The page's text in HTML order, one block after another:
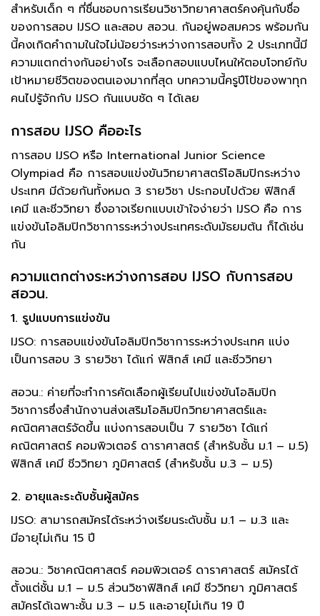
สำหรับเด็ก ๆ ที่ชื่นชอบการเรียนวิชาวิทยาศาสตร์คงคุ้นกับชื่อ
ของการสอบ IJSO และสอบ สอวน. กันอยู่พอสมควร พร้อมกัน
นี้คงเกิดคำถามในใจไม่น้อยว่าระหว่างการสอบทั้ง 2 ประเภทนี้มี
ความแตกต่างกันอย่างไร จะเลือกสอบแบบไหนให้ตอบโจทย์กับ
เป้าหมายชีวิตของตนเองมากที่สุด บทความนี้ครูปีโป้ของพาทุก
คนไปรู้จักกับ IJSO กันแบบชัด ๆ ได้เลย
การสอบ IJSO คืออะไร
การสอบ IJSO หรือ International Junior Science
Olympiad คือ การสอบแข่งขันวิทยาศาสตร์โอลิมปิกระหว่าง
ประเทศ มีด้วยกันทั้งหมด 3 รายวิชา ประกอบไปด้วย ฟิสิกส์
เคมี และชีววิทยา ซึ่งอาจเรียกแบบเข้าใจง่ายว่า IJSO คือ การ
แข่งขันโอลิมปิกวิชาการระหว่างประเทศระดับมัธยมต้น ก็ได้เช่น
กัน
ความแตกต่างระหว่างการสอบ IJSO กับการสอบ
สอวน.
1. รูปแบบการแข่งขัน
IJSO: การสอบแข่งขันโอลิมปิกวิชาการระหว่างประเทศ แบ่ง
เป็นการสอบ 3 รายวิชา ได้แก่ ฟิสิกส์ เคมี และชีววิทยา
สอวน.: ค่ายที่จะทำการคัดเลือกผู้เรียนไปแข่งขันโอลิมปิก
วิชาการซึ่งสำนักงานส่งเสริมโอลิมปิกวิทยาศาสตร์และ
คณิตศาสตร์จัดขึ้น แบ่งการสอบเป็น 7 รายวิชา ได้แก่
คณิตศาสตร์ คอมพิวเตอร์ ดาราศาสตร์ (สำหรับชั้น ม.1 – ม.5)
ฟิสิกส์ เคมี ชีววิทยา ภูมิศาสตร์ (สำหรับชั้น ม.3 – ม.5)
2. อายุและระดับชั้นผู้สมัคร
IJSO: สามารถสมัครได้ระหว่างเรียนระดับชั้น ม.1 – ม.3 และ
มีอายุไม่เกิน 15 ปี
สอวน.: วิชาคณิตศาสตร์ คอมพิวเตอร์ ดาราศาสตร์ สมัครได้
ตั้งแต่ชั้น ม.1 – ม.5 ส่วนวิชาฟิสิกส์ เคมี ชีววิทยา ภูมิศาสตร์
สมัครได้เฉพาะชั้น ม.3 – ม.5 และอายุไม่เกิน 19 ปี